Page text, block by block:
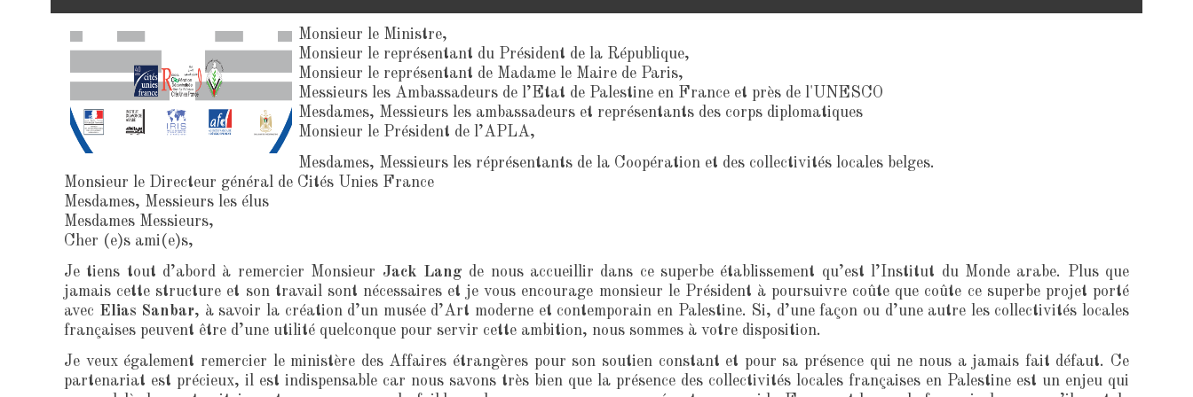
Monsieur le Ministre,
Monsieur le représentant du Président de la République,
Monsieur le représentant de Madame le Maire de Paris,
Messieurs les Ambassadeurs de l’Etat de Palestine en France et près de l'UNESCO
Mesdames, Messieurs les ambassadeurs et représentants des corps diplomatiques
Monsieur le Président de l’APLA,
Mesdames, Messieurs les réprésentants de la Coopération et des collectivités locales belges.
Monsieur le Directeur général de Cités Unies France
Mesdames, Messieurs les élus
Mesdames Messieurs,
Cher (e)s ami(e)s,
Je tiens tout d’abord à remercier Monsieur Jack Lang de nous accueillir dans ce superbe établissement qu’est l’Institut du Monde arabe. Plus que
jamais cette structure et son travail sont nécessaires et je vous encourage monsieur le Président à poursuivre coûte que coûte ce superbe projet porté
avec Elias Sanbar, à savoir la création d’un musée d’Art moderne et contemporain en Palestine. Si, d’une façon ou d’une autre les collectivités locales
françaises peuvent être d’une utilité quelconque pour servir cette ambition, nous sommes à votre disposition.
Je veux également remercier le ministère des Affaires étrangères pour son soutien constant et pour sa présence qui ne nous a jamais fait défaut. Ce
partenariat est précieux, il est indispensable car nous savons très bien que la présence des collectivités locales françaises en Palestine est un enjeu qui